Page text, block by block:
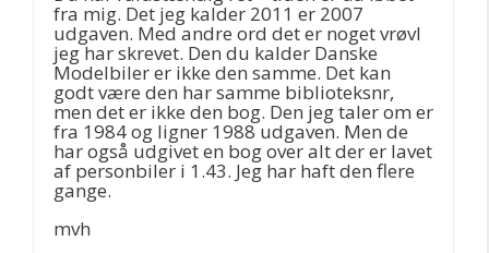
fra mig. Det jeg kalder 2011 er 2007
udgaven. Med andre ord det er noget vrøvl
jeg har skrevet. Den du kalder Danske
Modelbiler er ikke den samme. Det kan
godt være den har samme biblioteksnr,
men det er ikke den bog. Den jeg taler om er
fra 1984 og ligner 1988 udgaven. Men de
har også udgivet en bog over alt der er lavet
af personbiler i 1.43. Jeg har haft den flere
gange.
mvh